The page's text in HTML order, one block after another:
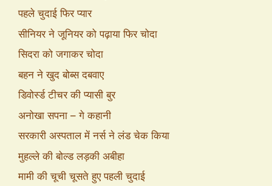
पहले चुदाई फिर प्यार
सीनियर ने जूनियर को पढ़ाया फिर चोदा
सिदरा को जगाकर चोदा
बहन ने खुद बोब्स दबवाए
डिवोर्स्ड टीचर की प्यासी बुर
अनोखा सपना – गे कहानी
सरकारी अस्पताल में नर्स ने लंड चेक किया
मुहल्ले की बोल्ड लड़की अबीहा
मामी की चूची चूसते हुए पहली चुदाई